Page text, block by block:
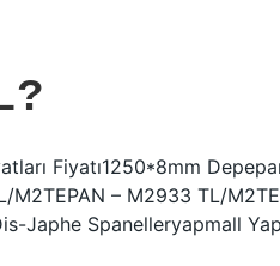
Fiyatı1250*8mm
M2TEPAN – M2933 TL/
Japhe Spanelleryapmall